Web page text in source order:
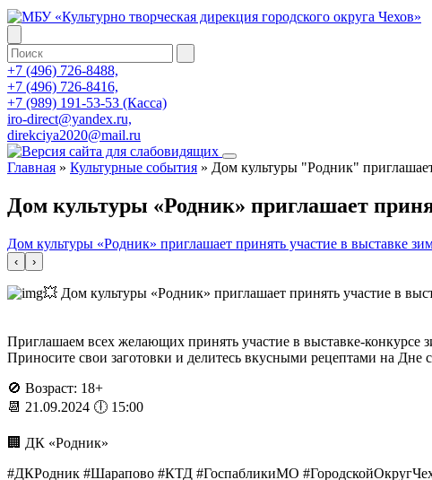
+7 (496) 726-8488,
+7 (496) 726-8416,
+7 (989) 191-53-53 (Касса)
iro-direct@yandex.ru,
direkciya2020@mail.ru
Главная » Культурные события » Дом культуры "Родник"
Дом культуры «Родник» приглашает
Дом культуры «Родник» приглашает принять участие в выставке
‹ ›
💥 Дом культуры «Родник» приглашает принять участие в
Приглашаем всех желающих принять участие в выставке-конкурсе
Приносите свои заготовки и делитесь вкусными рецептами на Дне
🚫 Возраст: 18+
📆 21.09.2024 🕕 15:00
🏢 ДК «Родник»
#ДКРодник #Шарапово #КТД #ГоспабликиМО